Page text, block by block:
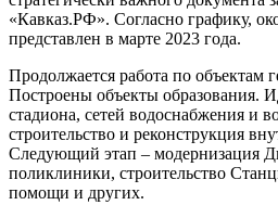
«Кавказ.РФ». Согласно графику,
представлен в марте 2023 года.
Продолжается работа по объектам
Построены объекты образования.
стадиона, сетей водоснабжения и
строительство и реконструкция
Следующий этап – модернизация
поликлиники, строительство
помощи и других.